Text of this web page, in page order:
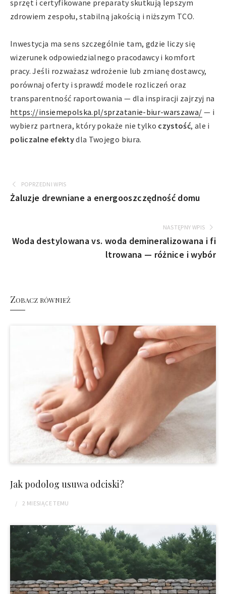
sprzęt i certyfikowane preparaty skutkują lepszym
zdrowiem zespołu, stabilną jakością i niższym TCO.
Inwestycja ma sens szczególnie tam, gdzie liczy się
wizerunek odpowiedzialnego pracodawcy i komfort
pracy. Jeśli rozważasz wdrożenie lub zmianę dostawcy,
porównaj oferty i sprawdź modele rozliczeń oraz
transparentność raportowania — dla inspiracji zajrzyj na
https://insiemepolska.pl/sprzatanie-biur-warszawa/ — i
wybierz partnera, który pokaże nie tylko czystość, ale i
policzalne efektydla Twojego biura.
POPRZEDNI WPIS
Żaluzje drewniane a energooszczędność domu
NASTĘPNY WPIS
Woda destylowana vs. woda demineralizowana i fi
ltrowana — różnice i wybór
Zobacz również
Jak podolog usuwa odciski?
2 MIESIĄCE TEMU